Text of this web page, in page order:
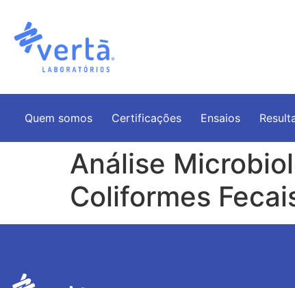
Quem somos Certificações Ensaios
Análise
Coliformes